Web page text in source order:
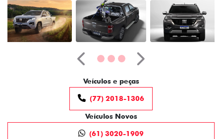
Anterior Próximo
Veículos e peças
(77) 2018-1306
Veículos Novos
(61) 3020-1909